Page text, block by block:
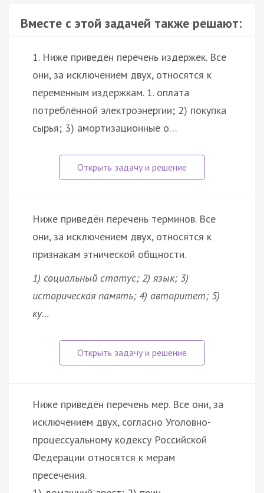
Вместе с этой задачей также решают:
1. Ниже приведён перечень издержек. Все
они, за исключением двух, относятся к
переменным издержкам. 1. оплата
потреблённой электроэнергии; 2) покупка
сырья; 3) амортизационные о…
Ниже приведён перечень терминов. Все
они, за исключением двух, относятся к
признакам этнической общности.
1) социальный статус; 2) язык; 3)
историческая память; 4) авторитет; 5)
ку…
Ниже приведён перечень мер. Все они, за
исключением двух, согласно Уголовно-
процессуальному кодексу Российской
Федерации относятся к мерам
пресечения.